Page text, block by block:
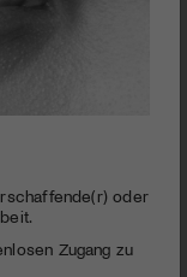
- en
oder
Zugang zu